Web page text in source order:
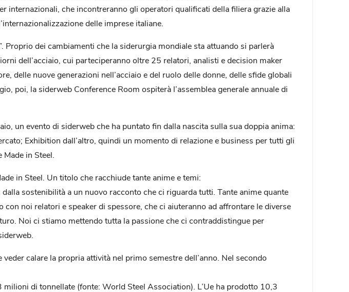
internazionali, che incontreranno gli operatori qualificati della filiera grazie alla
delle imprese italiane.
dei cambiamenti che la siderurgia mondiale sta attuando si parlerà
dell’acciaio, cui parteciperanno oltre 25 relatori, analisti e decision maker
delle nuove generazioni nell’acciaio e del ruolo delle donne, delle sfide globali
poi, la siderweb Conference Room ospiterà l’assemblea generale annuale di
un evento di siderweb che ha puntato fin dalla nascita sulla sua doppia anima:
Exhibition dall’altro, quindi un momento di relazione e business per tutti gli
in Steel.
in Steel. Un titolo che racchiude tante anime e temi:
sostenibilità a un nuovo racconto che ci riguarda tutti. Tante anime quante
noi relatori e speaker di spessore, che ci aiuteranno ad affrontare le diverse
Noi ci stiamo mettendo tutta la passione che ci contraddistingue per
calare la propria attività nel primo semestre dell’anno. Nel secondo
di tonnellate (fonte: World Steel Association). L’Ue ha prodotto 10,3